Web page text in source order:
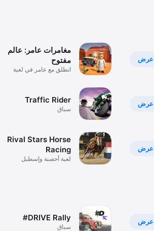
عرض
عرض
عرض
مغامرات عامر: عالم
مفتوح
انطلق مع عامر في لعبة
Traffic Rider
سباق
Rival Stars Horse
Racing
لعبة أحصنة وإسطبل
عرض #DRIVE Rally
سباق